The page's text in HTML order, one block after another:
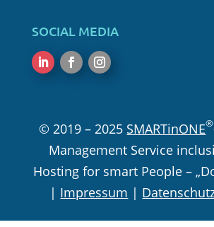
SOCIAL MEDIA
© 2019 – 2025 SMARTinONE®
Management Service
Hosting for smart People –
| Impressum |